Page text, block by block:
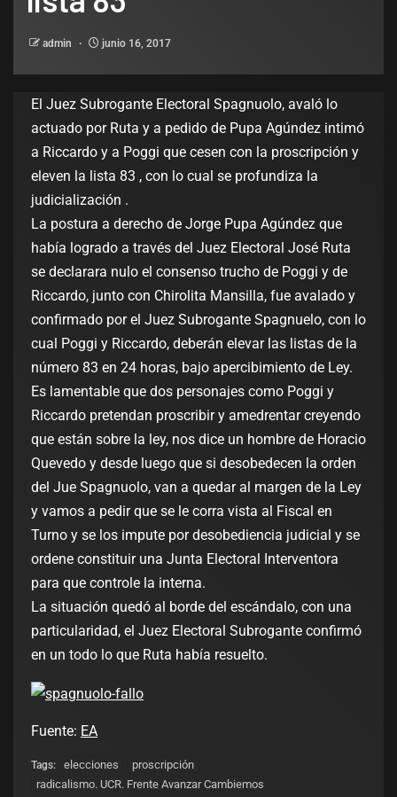
admin junio 16, 2017
El Juez Subrogante Electoral Spagnuolo, avaló lo
actuado por Ruta y a pedido de Pupa Agúndez intimó
a Riccardo y a Poggi que cesen con la proscripción y
eleven la lista 83 , con lo cual se profundiza la
judicialización .
La postura a derecho de Jorge Pupa Agúndez que
había logrado a través del Juez Electoral José Ruta
se declarara nulo el consenso trucho de Poggi y de
Riccardo, junto con Chirolita Mansilla, fue avalado y
confirmado por el Juez Subrogante Spagnuelo, con lo
cual Poggi y Riccardo, deberán elevar las listas de la
número 83 en 24 horas, bajo apercibimiento de Ley.
Es lamentable que dos personajes como Poggi y
Riccardo pretendan proscribir y amedrentar creyendo
que están sobre la ley, nos dice un hombre de Horacio
Quevedo y desde luego que si desobedecen la orden
del Jue Spagnuolo, van a quedar al margen de la Ley
y vamos a pedir que se le corra vista al Fiscal en
Turno y se los impute por desobediencia judicial y se
ordene constituir una Junta Electoral Interventora
para que controle la interna.
La situación quedó al borde del escándalo, con una
particularidad, el Juez Electoral Subrogante confirmó
en un todo lo que Ruta había resuelto.
Fuente: EA
Tags: elecciones
proscripción
radicalismo. UCR. Frente Avanzar Cambiemos